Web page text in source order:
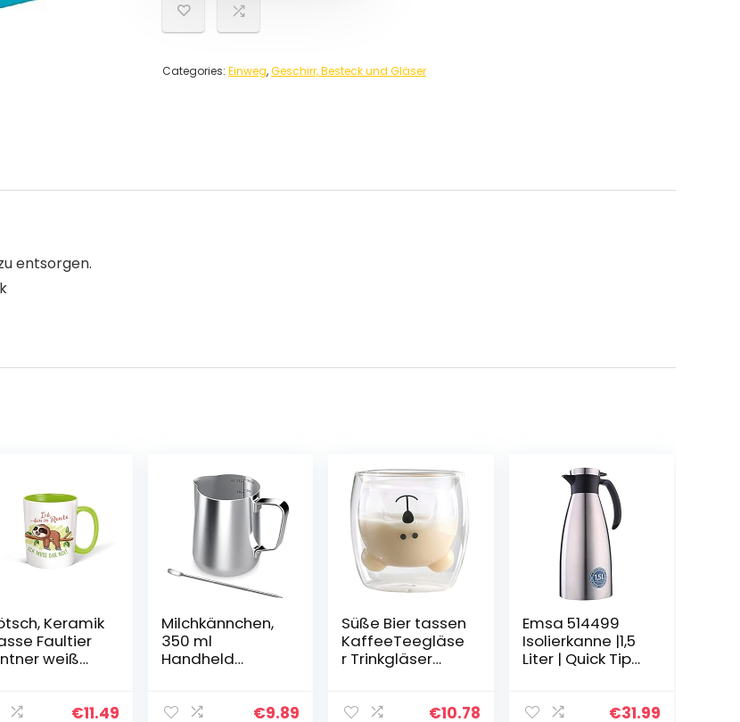
Categories: Einweg,Geschirr, Besteck und Gläser
entsorgen.
Keramik
Faultier
weiß
€11.49
Milchkännchen,
350 ml
Handheld
chen, Kaffee€9.89
Süße Bier tassen
KaffeeTeegläse
r Trinkgläser
Isoliergläser Bär
€10.78
Emsa 514499
Isolierkanne |1,5
Liter | Quick Tip
schwarz
€31.99